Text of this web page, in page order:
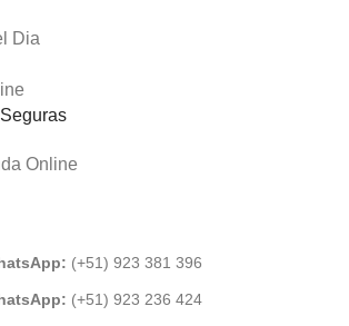
Dia
Online
(+51) 923 381 396
(+51) 923 236 424